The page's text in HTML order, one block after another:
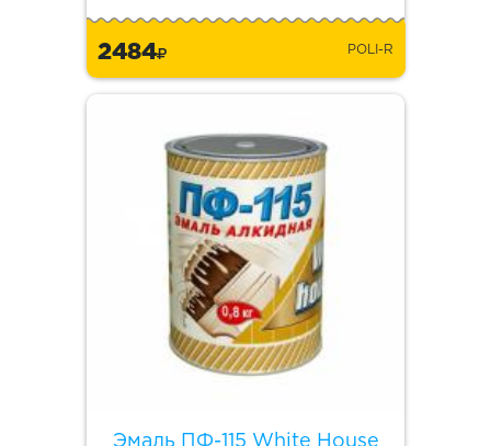
2484 POLI-R
Эмаль ПФ-115 White House